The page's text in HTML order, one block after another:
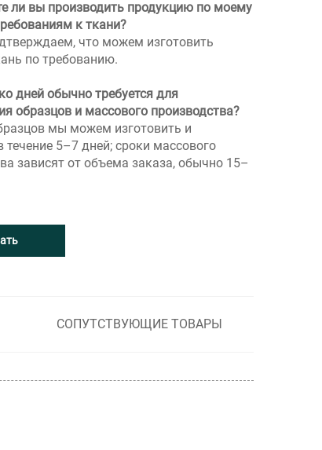
ли вы производить продукцию по моему
к ткани?
что можем изготовить
по требованию.
дней обычно требуется для
образцов и массового производства?
мы можем изготовить и
течение 5–7 дней; сроки массового
зависят от объема заказа, обычно 15–
СОПУТСТВУЮЩИЕ ТОВАРЫ